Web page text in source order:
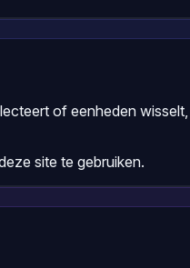
of eenheden
site te gebruiken.